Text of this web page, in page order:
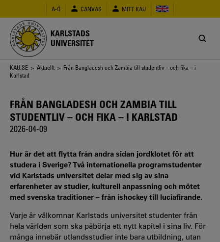
huvudinnehåll
A-Ö CANVAS MITT KAU
KARLSTADS
UNIVERSITET
Länkstig
KAU.SE > Aktuellt > Från Bangladesh och Zambia till studentliv – och fika – i
Karlstad
FRÅN BANGLADESH OCH ZAMBIA TILL
STUDENTLIV – OCH FIKA – I KARLSTAD
2026-04-09
Hur är det att flytta från andra sidan jordklotet för att
studera i Sverige? Två internationella programstudenter
vid Karlstads universitet delar med sig av sina
erfarenheter av studier, kulturell anpassning och mötet
med svenska traditioner – från ishockey till luciafirande.
Varje år välkomnar Karlstads universitet studenter från
hela världen som ska påbörja ett nytt kapitel i sina liv. För
många innebär utlandsstudier inte bara utbildning, utan